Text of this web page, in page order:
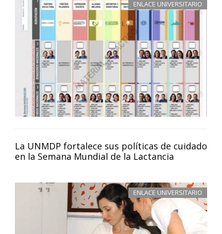
ENLACE UNIVERSITARIO
La UNMDP fortalece sus políticas de cuidado
en la Semana Mundial de la Lactancia
ENLACE UNIVERSITARIO